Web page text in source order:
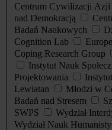
Centrum Cywilizacji Azji
nad Demokracją
Badań Naukowych
Cognition Lab
Coping Research Group
Instytut Nauk
Projektowania
Lewiatan
Młodzi w
Badań nad Stresem
SWPS
Wydział
Wydział Nauk